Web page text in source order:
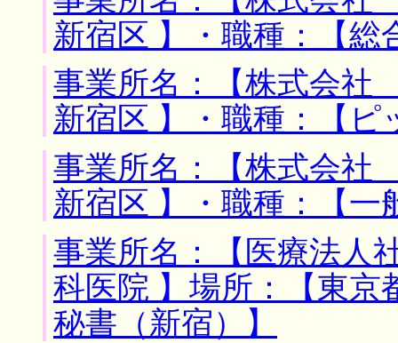
新宿区 】・職種：【
事業所名：【株式会社
新宿区 】・職種：【
事業所名：【株式会社
新宿区 】・職種：【
事業所名：【医療法
科医院 】場所：【東京
秘書（新宿）】